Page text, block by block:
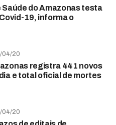
do Amazonas testa
19, informa o
04/20
registra 441 novos
e total oficial de mortes
04/20